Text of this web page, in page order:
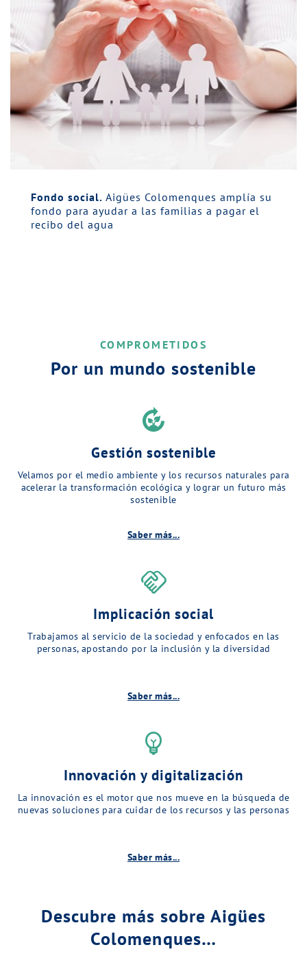
Fondo social. Aigües Colomenques amplía su
fondo para ayudar a las familias a pagar el
recibo del agua
COMPROMETIDOS
Por un mundo sostenible
compost
Gestión sostenible
Velamos por el medio ambiente y los recursos naturales para
acelerar la transformación ecológica y lograr un futuro más
sostenible
Saber más...
handshake
Implicación social
Trabajamos al servicio de la sociedad y enfocados en las
personas, apostando por la inclusión y la diversidad
Saber más...
emoji_objects
Innovación y digitalización
La innovación es el motor que nos mueve en la búsqueda de
nuevas soluciones para cuidar de los recursos y las personas
Saber más...
Descubre más sobre Aigües
Colomenques…